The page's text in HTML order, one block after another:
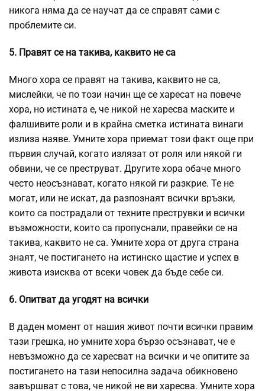
никога няма да се научат да се справят сами с
проблемите си.
5. Правят се на такива, каквито не са
Много хора се правят на такива, каквито не са,
мислейки, че по този начин ще се харесат на повече
хора, но истината е, че никой не харесва маските и
фалшивите роли и в крайна сметка истината винаги
излиза наяве. Умните хора приемат този факт още при
първия случай, когато излязат от роля или някой ги
обвини, че се преструват. Другите хора обаче много
често неосъзнават, когато някой ги разкрие. Те не
могат, или не искат, да разпознаят всички връзки,
които са пострадали от техните преструвки и всички
възможности, които са пропуснали, правейки се на
такива, каквито не са. Умните хора от друга страна
знаят, че постигането на истинско щастие и успех в
живота изисква от всеки човек да бъде себе си.
6. Опитват да угодят на всички
В даден момент от нашия живот почти всички правим
тази грешка, но умните хора бързо осъзнават, че е
невъзможно да се харесват на всички и че опитите за
постигането на тази непосилна задача обикновено
завършват с това, че никой не ви харесва. Умните хора